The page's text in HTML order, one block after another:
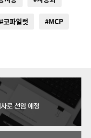
#코파일럿 #MCP
로 선임 예정